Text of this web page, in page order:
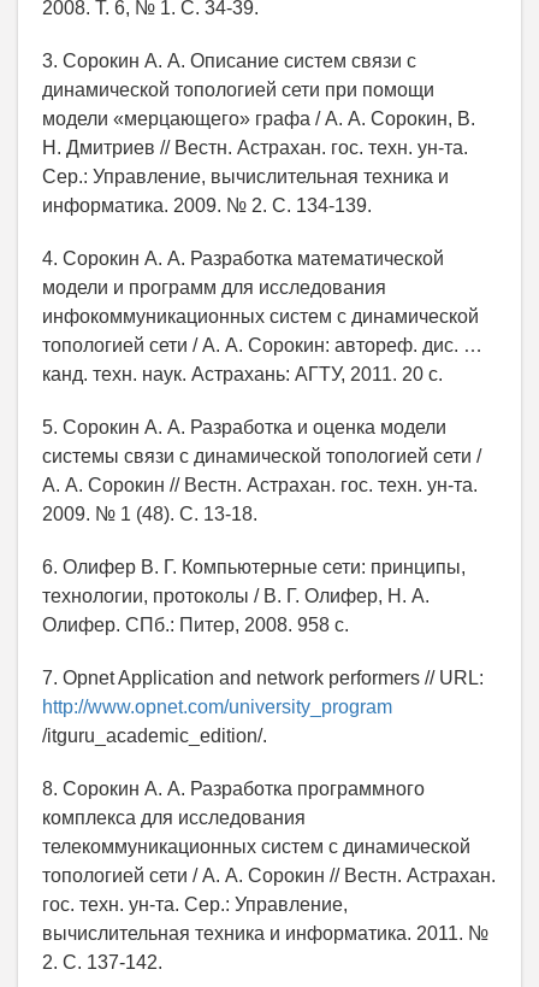
2008. Т. 6, № 1. С. 34-39.
3. Сорокин А. А. Описание систем связи с
динамической топологией сети при помощи
модели «мерцающего» графа / А. А. Сорокин, В.
Н. Дмитриев // Вестн. Астрахан. гос. техн. ун-та.
Сер.: Управление, вычислительная техника и
информатика. 2009. № 2. C. 134-139.
4. Сорокин А. А. Разработка математической
модели и программ для исследования
инфокоммуникационных систем с динамической
топологией сети / А. А. Сорокин: автореф. дис. …
канд. техн. наук. Астрахань: АГТУ, 2011. 20 с.
5. Сорокин А. А. Разработка и оценка модели
системы связи с динамической топологией сети /
А. А. Сорокин // Вестн. Астрахан. гос. техн. ун-та.
2009. № 1 (48). C. 13-18.
6. Олифер В. Г. Компьютерные сети: принципы,
технологии, протоколы / В. Г. Олифер, Н. А.
Олифер. СПб.: Питер, 2008. 958 с.
7. Opnet Application and network performers // URL:
http://www.opnet.com/university_program
/itguru_academic_edition/.
8. Сорокин А. А. Разработка программного
комплекса для исследования
телекоммуникационных систем с динамической
топологией сети / А. А. Сорокин // Вестн. Астрахан.
гос. техн. ун-та. Сер.: Управление,
вычислительная техника и информатика. 2011. №
2. C. 137-142.